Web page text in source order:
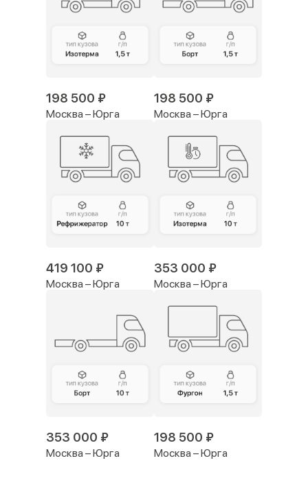
198 500 ₽
Москва – Юрга
198 500 ₽
Москва – Юрга
419 100 ₽
Москва – Юрга
353 000 ₽
Москва – Юрга
353 000 ₽
Москва – Юрга
198 500 ₽
Москва – Юрга